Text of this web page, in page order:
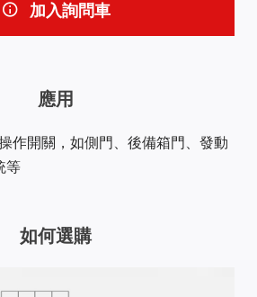
加入詢問車
應用
作開關，如側門、後備箱門、發動
等
如何選購